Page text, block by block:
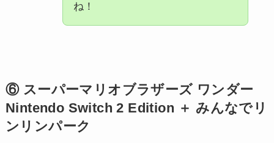
ね！
⑥ スーパーマリオブラザーズ ワンダー
Nintendo Switch 2 Edition ＋ みんなでリ
ンリンパーク